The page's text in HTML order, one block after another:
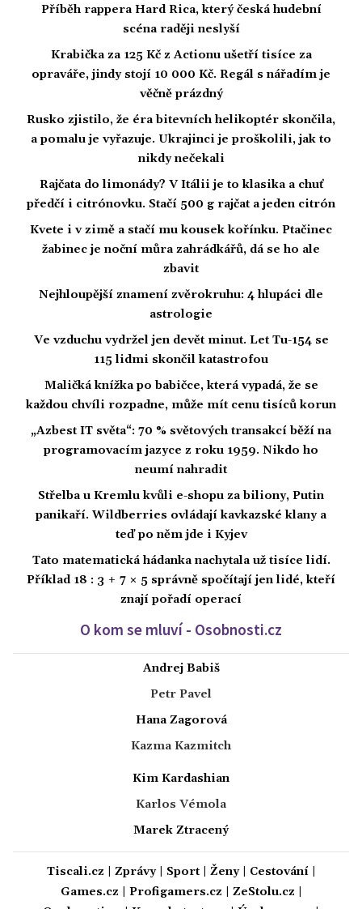
Příběh rappera Hard Rica, který česká hudební
scéna raději neslyší
Krabička za 125 Kč z Actionu ušetří tisíce za
opraváře, jindy stojí 10 000 Kč. Regál s nářadím je
věčně prázdný
Rusko zjistilo, že éra bitevních helikoptér skončila,
a pomalu je vyřazuje. Ukrajinci je proškolili, jak to
nikdy nečekali
Rajčata do limonády? V Itálii je to klasika a chuť
předčí i citrónovku. Stačí 500 g rajčat a jeden citrón
Kvete i v zimě a stačí mu kousek kořínku. Ptačinec
žabinec je noční můra zahrádkářů, dá se ho ale
zbavit
Nejhloupější znamení zvěrokruhu: 4 hlupáci dle
astrologie
Ve vzduchu vydržel jen devět minut. Let Tu-154 se
115 lidmi skončil katastrofou
Maličká knížka po babičce, která vypadá, že se
každou chvíli rozpadne, může mít cenu tisíců korun
„Azbest IT světa“: 70 % světových transakcí běží na
programovacím jazyce z roku 1959. Nikdo ho
neumí nahradit
Střelba u Kremlu kvůli e-shopu za biliony, Putin
panikaří. Wildberries ovládají kavkazské klany a
teď po něm jde i Kyjev
Tato matematická hádanka nachytala už tisíce lidí.
Příklad 18 : 3 + 7 × 5 správně spočítají jen lidé, kteří
znají pořadí operací
O kom se mluví - Osobnosti.cz
Andrej Babiš
Petr Pavel
Hana Zagorová
Kazma Kazmitch
Kim Kardashian
Karlos Vémola
Marek Ztracený
Tiscali.cz Zprávy| Sport| Ženy| Cestování|
Games.cz
Profigamers.cz ZeStolu.cz